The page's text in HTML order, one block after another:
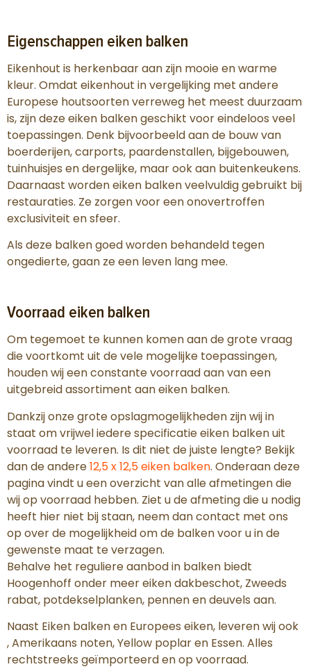
Eigenschappen eiken balken
Eikenhout is herkenbaar aan zijn mooie en warme
kleur. Omdat eikenhout in vergelijking met andere
Europese houtsoorten verreweg het meest duurzaam
is, zijn deze eiken balken geschikt voor eindeloos veel
toepassingen. Denk bijvoorbeeld aan de bouw van
boerderijen, carports, paardenstallen, bijgebouwen,
tuinhuisjes en dergelijke, maar ook aan buitenkeukens.
Daarnaast worden eiken balken veelvuldig gebruikt bij
restauraties. Ze zorgen voor een onovertroffen
exclusiviteit en sfeer.
Als deze balken goed worden behandeld tegen
ongedierte, gaan ze een leven lang mee.
Voorraad eiken balken
Om tegemoet te kunnen komen aan de grote vraag
die voortkomt uit de vele mogelijke toepassingen,
houden wij een constante voorraad aan van een
uitgebreid assortiment aan eiken balken.
Dankzij onze grote opslagmogelijkheden zijn wij in
staat om vrijwel iedere specificatie eiken balken uit
voorraad te leveren. Is dit niet de juiste lengte? Bekijk
dan de andere12,5 x 12,5 eiken balken. Onderaan deze
pagina vindt u een overzicht van alle afmetingen die
wij op voorraad hebben. Ziet u de afmeting die u nodig
heeft hier niet bij staan, neem dan contact met ons
op over de mogelijkheid om de balken voor u in de
gewenste maat te verzagen.
Behalve het reguliere aanbod in balken biedt
Hoogenhoff onder meer eiken dakbeschot, Zweeds
rabat, potdekselplanken, pennen en deuvels aan.
Naast Eiken balken en Europees eiken, leveren wij ook
, Amerikaans noten, Yellow poplar en Essen. Alles
rechtstreeks geïmporteerd en op voorraad.